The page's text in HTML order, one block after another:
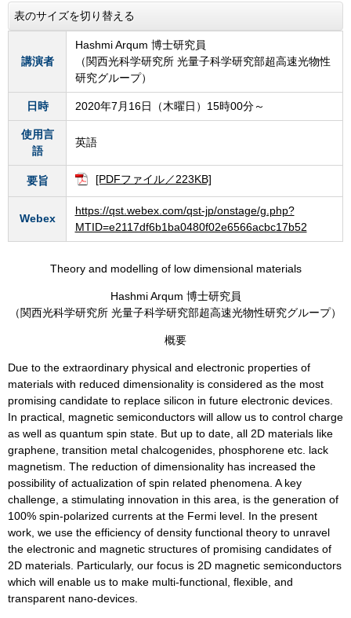
表のサイズを切り替える
講演者
Hashmi Arqum 博士研究員
（関西光科学研究所 光量子科学研究部超高速光物性
研究グループ）
日時 2020年7月16日（木曜日）15時00分～
使用言
語
英語
要旨 [PDFファイル／223KB]
Webex
https://qst.webex.com/qst-jp/onstage/g.php?
MTID=e2117df6b1ba0480f02e6566acbc17b52
Theory and modelling of low dimensional materials
Hashmi Arqum 博士研究員
（関西光科学研究所 光量子科学研究部超高速光物性研究グループ）
概要
Due to the extraordinary physical and electronic properties of
materials with reduced dimensionality is considered as the most
promising candidate to replace silicon in future electronic devices.
In practical, magnetic semiconductors will allow us to control charge
as well as quantum spin state. But up to date, all 2D materials like
graphene, transition metal chalcogenides, phosphorene etc. lack
magnetism. The reduction of dimensionality has increased the
possibility of actualization of spin related phenomena. A key
challenge, a stimulating innovation in this area, is the generation of
100% spin-polarized currents at the Fermi level. In the present
work, we use the efficiency of density functional theory to unravel
the electronic and magnetic structures of promising candidates of
2D materials. Particularly, our focus is 2D magnetic semiconductors
which will enable us to make multi-functional, flexible, and
transparent nano-devices.